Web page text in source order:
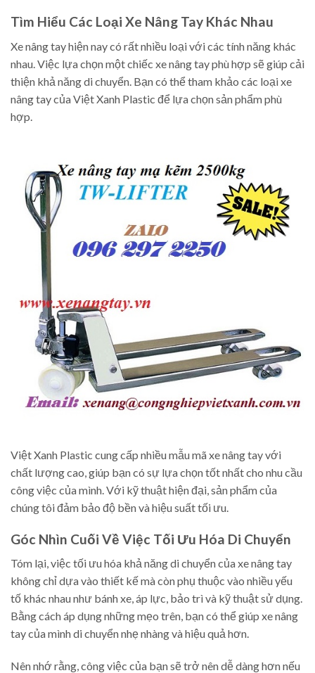
Tìm Hiểu Các Loại Xe Nâng Tay Khác Nhau
Xe nâng tay hiện nay có rất nhiều loại với các tính năng khác
nhau. Việc lựa chọn một chiếc xe nâng tay phù hợp sẽ giúp cải
thiện khả năng di chuyển. Bạn có thể tham khảo các loại xe
nâng tay của Việt Xanh Plastic để lựa chọn sản phẩm phù
hợp.
Việt Xanh Plastic cung cấp nhiều mẫu mã xe nâng tay với
chất lượng cao, giúp bạn có sự lựa chọn tốt nhất cho nhu cầu
công việc của mình. Với kỹ thuật hiện đại, sản phẩm của
chúng tôi đảm bảo độ bền và hiệu suất tối ưu.
Góc Nhìn Cuối Về Việc Tối Ưu Hóa Di Chuyển
Tóm lại, việc tối ưu hóa khả năng di chuyển của xe nâng tay
không chỉ dựa vào thiết kế mà còn phụ thuộc vào nhiều yếu
tố khác nhau như bánh xe, áp lực, bảo trì và kỹ thuật sử dụng.
Bằng cách áp dụng những mẹo trên, bạn có thể giúp xe nâng
tay của mình di chuyển nhẹ nhàng và hiệu quả hơn.
Nên nhớ rằng, công việc của bạn sẽ trở nên dễ dàng hơn nếu